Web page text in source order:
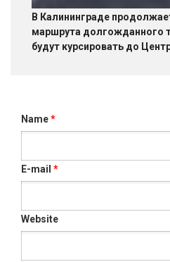
В Калининграде
маршрута долгожданного
будут курсировать до
Name*
E-mail *
Website